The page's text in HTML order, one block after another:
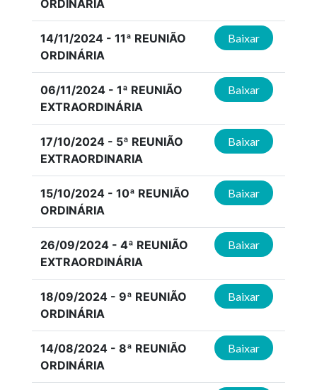
ORDINÁRIA
14/11/2024 - 11ª REUNIÃO
ORDINÁRIA
Baixar
06/11/2024 - 1ª REUNIÃO
EXTRAORDINÁRIA
Baixar
17/10/2024 - 5ª REUNIÃO
EXTRAORDINARIA
Baixar
15/10/2024 - 10ª REUNIÃO
ORDINÁRIA
Baixar
26/09/2024 - 4ª REUNIÃO
EXTRAORDINÁRIA
Baixar
18/09/2024 - 9ª REUNIÃO
ORDINÁRIA
Baixar
14/08/2024 - 8ª REUNIÃO
ORDINÁRIA
Baixar